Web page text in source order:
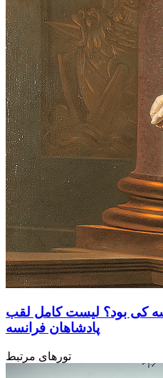
کی بود؟ لیست کامل لقب
پادشاهان فرانسه
تورهای مرتبط